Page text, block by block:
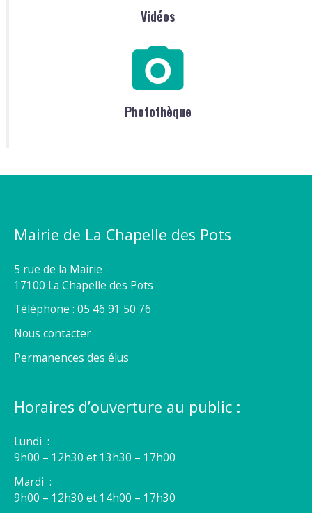
Vidéos
Photothèque
Mairie de La Chapelle des Pots
5 rue de la Mairie
17100 La Chapelle des Pots
Téléphone : 05 46 91 50 76
Nous contacter
Permanences des élus
Horaires d’ouverture au public :
Lundi :
9h00 – 12h30 et 13h30 – 17h00
Mardi :
9h00 – 12h30 et 14h00 – 17h30